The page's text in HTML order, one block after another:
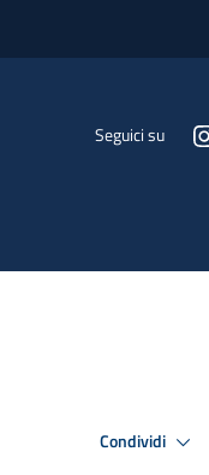
Seguici su
Condividi